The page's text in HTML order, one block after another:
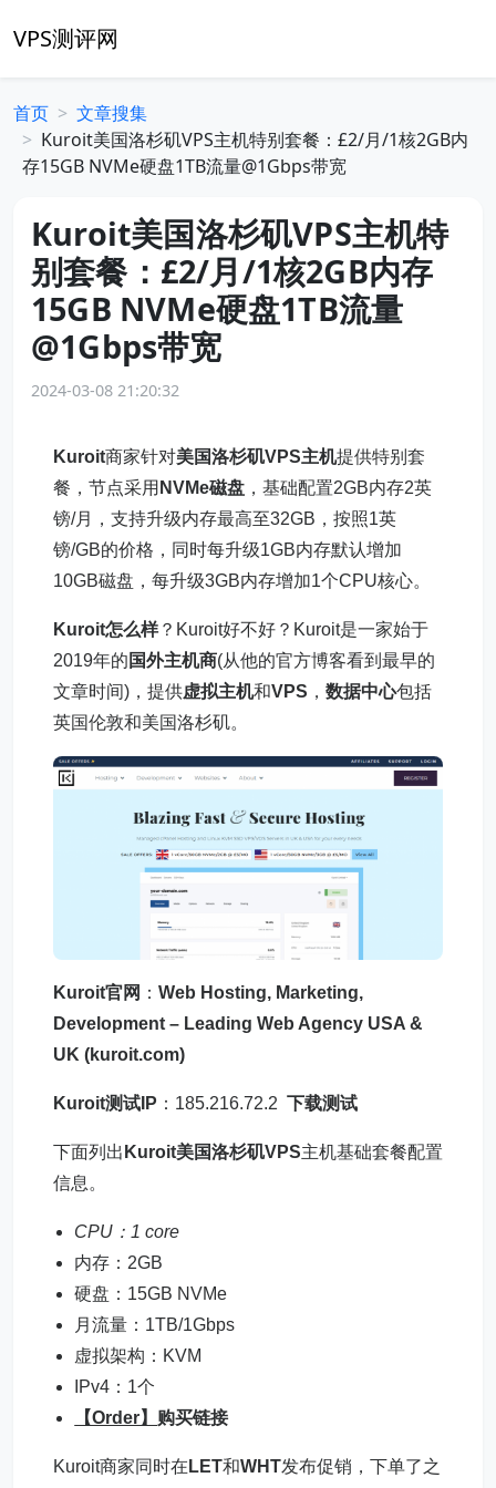
VPS测评网
首页
文章搜集
Kuroit美国洛杉矶VPS主机特别套餐：£2/月/1核2GB内
存15GB NVMe硬盘1TB流量@1Gbps带宽
Kuroit美国洛杉矶VPS主机特
别套餐：£2/月/1核2GB内存
15GB NVMe硬盘1TB流量
@1Gbps带宽
2024-03-08 21:20:32
Kuroit商家针对美国洛杉矶VPS主机提供特别套
餐，节点采用 NVMe磁盘 ，基础配置2GB内存2英
镑/月，支持升级内存最高至32GB，按照1英
镑/GB的价格，同时每升级1GB内存默认增加
10GB磁盘，每升级3GB内存增加1个CPU核心。
Kuroit怎么样？Kuroit好不好？Kuroit是一家始于
2019年的 国外主机商(从他的官方博客看到最早的
文章时间)，提供虚拟主机和VPS ， 数据中心包括
英国伦敦和美国洛杉矶。
Kuroit官网 ： Web Hosting, Marketing,
Development – Leading Web Agency USA &
UK (kuroit.com)
Kuroit测试IP ：185.216.72.2 下载测试
下面列出 Kuroit美国洛杉矶VPS主机基础套餐配置
信息。
CPU：1 core
内存：2GB
硬盘：15GB NVMe
月流量：1TB/1Gbps
虚拟架构：KVM
IPv4：1个
【Order】 购买链接
Kuroit商家同时在 LET和WHT发布促销，下单了之